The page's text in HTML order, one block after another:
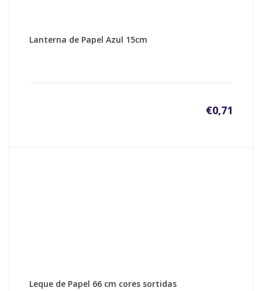
Lanterna de Papel Azul 15cm
€0,71
Leque de Papel 66 cm cores sortidas